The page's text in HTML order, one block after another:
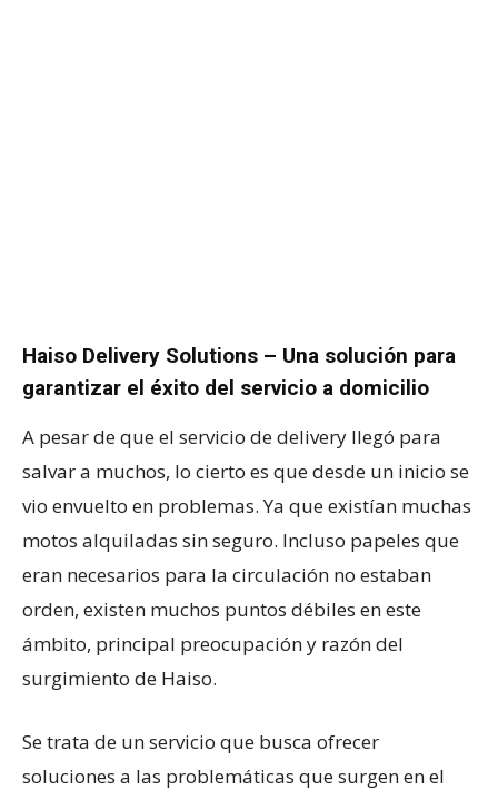
Haiso Delivery Solutions – Una solución para
garantizar el éxito del servicio a domicilio
A pesar de que el servicio de delivery llegó para
salvar a muchos, lo cierto es que desde un inicio se
vio envuelto en problemas. Ya que existían muchas
motos alquiladas sin seguro. Incluso papeles que
eran necesarios para la circulación no estaban
orden, existen muchos puntos débiles en este
ámbito, principal preocupación y razón del
surgimiento de Haiso.
Se trata de un servicio que busca ofrecer
soluciones a las problemáticas que surgen en el